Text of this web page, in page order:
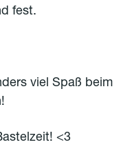
fest.
viel Spaß beim
<3